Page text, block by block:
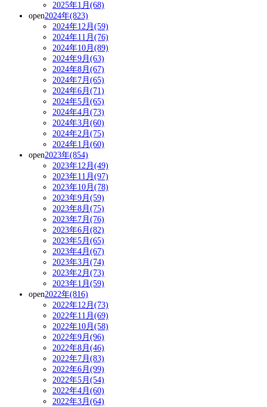
2025年1月(68)
open2024年(823)
2024年12月(59)
2024年11月(76)
2024年10月(89)
2024年9月(63)
2024年8月(67)
2024年7月(65)
2024年6月(71)
2024年5月(65)
2024年4月(73)
2024年3月(60)
2024年2月(75)
2024年1月(60)
open2023年(854)
2023年12月(49)
2023年11月(97)
2023年10月(78)
2023年9月(59)
2023年8月(75)
2023年7月(76)
2023年6月(82)
2023年5月(65)
2023年4月(67)
2023年3月(74)
2023年2月(73)
2023年1月(59)
open2022年(816)
2022年12月(73)
2022年11月(69)
2022年10月(58)
2022年9月(96)
2022年8月(46)
2022年7月(83)
2022年6月(99)
2022年5月(54)
2022年4月(60)
2022年3月(64)